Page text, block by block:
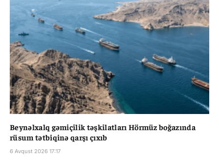
Beynəlxalq gəmiçilik təşkilatları Hörmüz boğazında
rüsum tətbiqinə qarşı çıxıb
6 Avqust 2026 17:17